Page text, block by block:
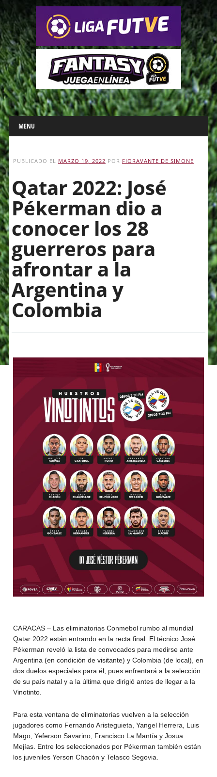
Main menu
Skip
to
content
MENU
PUBLICADO EL MARZO 19, 2022 POR FIORAVANTE DE SIMONE
Qatar 2022: José
Pékerman dio a
conocer los 28
guerreros para
afrontar a la
Argentina y
Colombia
CARACAS – Las eliminatorias Conmebol rumbo al mundial
Qatar 2022 están entrando en la recta final. El técnico José
Pékerman reveló la lista de convocados para medirse ante
Argentina (en condición de visitante) y Colombia (de local), en
dos duelos especiales para él, pues enfrentará a la selección
de su país natal y a la última que dirigió antes de llegar a la
Vinotinto.
Para esta ventana de eliminatorias vuelven a la selección
jugadores como Fernando Aristeguieta, Yangel Herrera, Luis
Mago, Yeferson Savarino, Francisco La Mantía y Josua
Mejías. Entre los seleccionados por Pékerman también están
los juveniles Yerson Chacón y Telasco Segovia.